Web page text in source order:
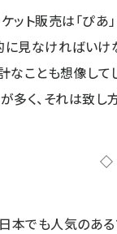
ット販売は「ぴあ
見なければいけ
なことも想像し
多く、それは致し
日本でも人気のあ